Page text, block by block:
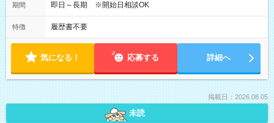
期間 即日～長期 ※開始日相談OK
特徴 履歴書不要
気になる！ 応募する 詳細へ
掲載日：2026.08.05
未読